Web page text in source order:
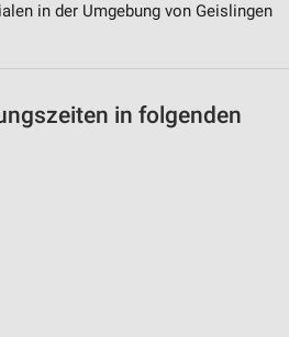
in der Umgebung von Geislingen
in folgenden